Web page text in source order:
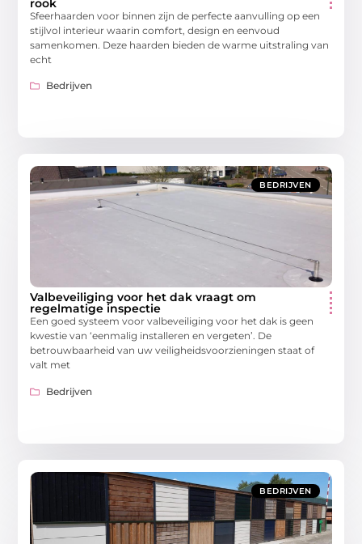
rook
Sfeerhaarden voor binnen zijn de perfecte aanvulling op een
stijlvol interieur waarin comfort, design en eenvoud
samenkomen. Deze haarden bieden de warme uitstraling van
echt
Bedrijven
BEDRIJVEN
Valbeveiliging voor het dak vraagt om
regelmatige inspectie
Een goed systeem voor valbeveiliging voor het dak is geen
kwestie van ‘eenmalig installeren en vergeten’. De
betrouwbaarheid van uw veiligheidsvoorzieningen staat of
valt met
Bedrijven
BEDRIJVEN